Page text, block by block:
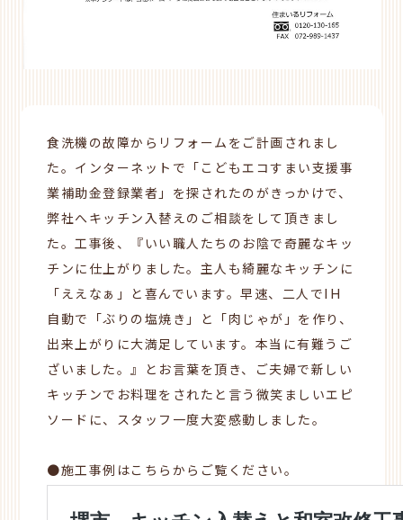
食洗機の故障からリフォームをご計画されまし
た。インターネットで「こどもエコすまい支援事
業補助金登録業者」を探されたのがきっかけで、
弊社へキッチン入替えのご相談をして頂きまし
た。工事後、『いい職人たちのお陰で奇麗なキッ
チンに仕上がりました。主人も綺麗なキッチンに
「ええなぁ」と喜んでいます。早速、二人でIH
自動で「ぶりの塩焼き」と「肉じゃが」を作り、
出来上がりに大満足しています。本当に有難うご
ざいました。』とお言葉を頂き、ご夫婦で新しい
キッチンでお料理をされたと言う微笑ましいエピ
ソードに、スタッフ一度大変感動しました。
●施工事例はこちらからご覧ください。